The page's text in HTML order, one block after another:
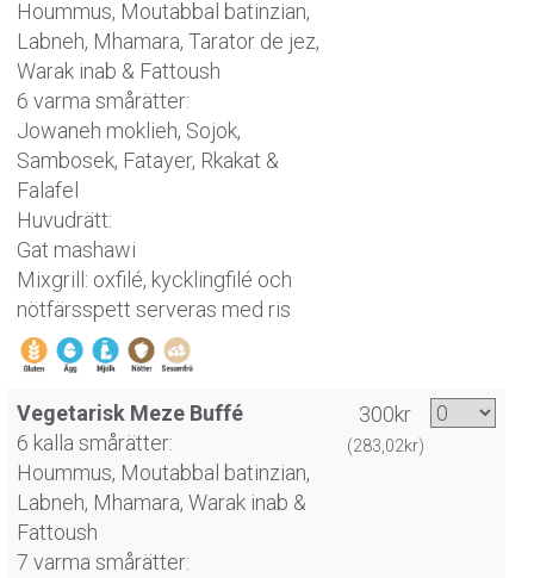
Hoummus, Moutabbal batinzian,
Labneh, Mhamara, Tarator de jez,
Warak inab & Fattoush
6 varma smårätter:
Jowaneh moklieh, Sojok,
Sambosek, Fatayer, Rkakat &
Falafel
Huvudrätt:
Gat mashawi
Mixgrill: oxfilé, kycklingfilé och
nötfärsspett serveras med ris
Vegetarisk Meze Buffé
6 kalla smårätter:
Hoummus, Moutabbal batinzian,
Labneh, Mhamara, Warak inab &
Fattoush
7 varma smårätter:
300kr
(283,02kr)